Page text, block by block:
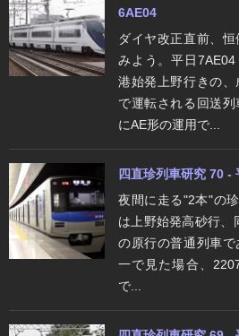
6AE04
ダイヤ改正直前、
みよう。平日
港始発上野行きの
で運転される回送
にAE形の運用で...
四直珍列車研究 70
夜間に走る"2本"の
は上野始発高砂行、
の原行の普通列車
一で見た場合、
で...